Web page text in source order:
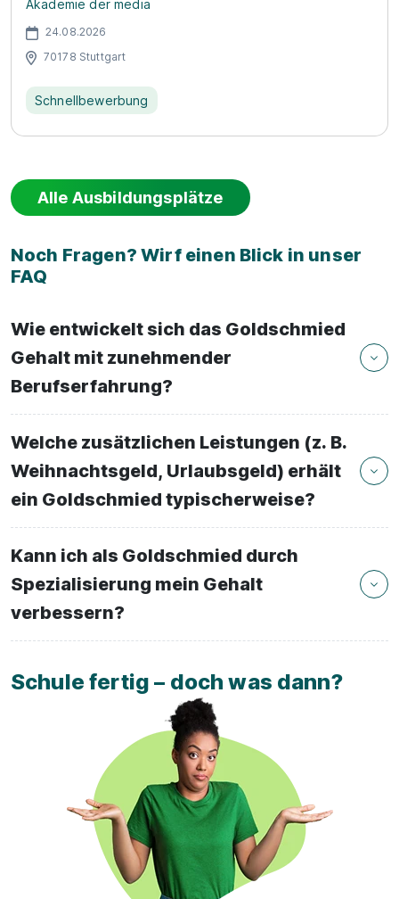
Akademie der media
24.08.2026
70178 Stuttgart
Schnellbewerbung
Alle Ausbildungsplätze
Noch Fragen? Wirf einen Blick in unser
FAQ
Wie entwickelt sich das Goldschmied
Gehalt mit zunehmender
Berufserfahrung?
Welche zusätzlichen Leistungen (z. B.
Weihnachtsgeld, Urlaubsgeld) erhält
ein Goldschmied typischerweise?
Kann ich als Goldschmied durch
Spezialisierung mein Gehalt
verbessern?
Schule fertig – doch was dann?